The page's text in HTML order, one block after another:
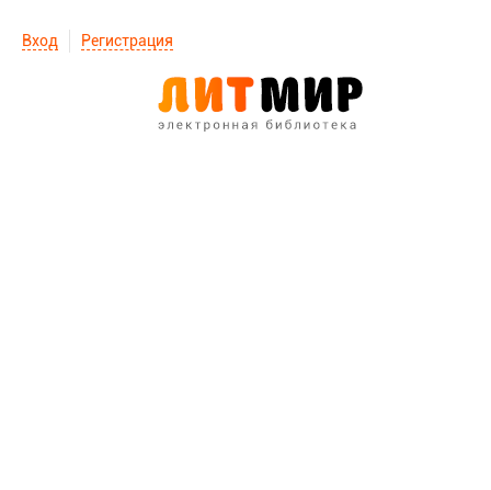
Вход Регистрация